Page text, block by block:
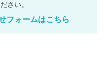
ださい。
フォームはこちら